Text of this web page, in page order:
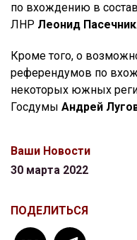
по вхождению в
ЛНР Леонид Пасечник.
Кроме того, о
референдумов по
некоторых южных
Госдумы Андрей
Ваши Новости
30 марта 2022
ПОДЕЛИТЬСЯ